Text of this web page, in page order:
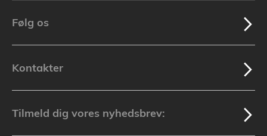
Følg os
Kontakter
Tilmeld dig vores nyhedsbrev: